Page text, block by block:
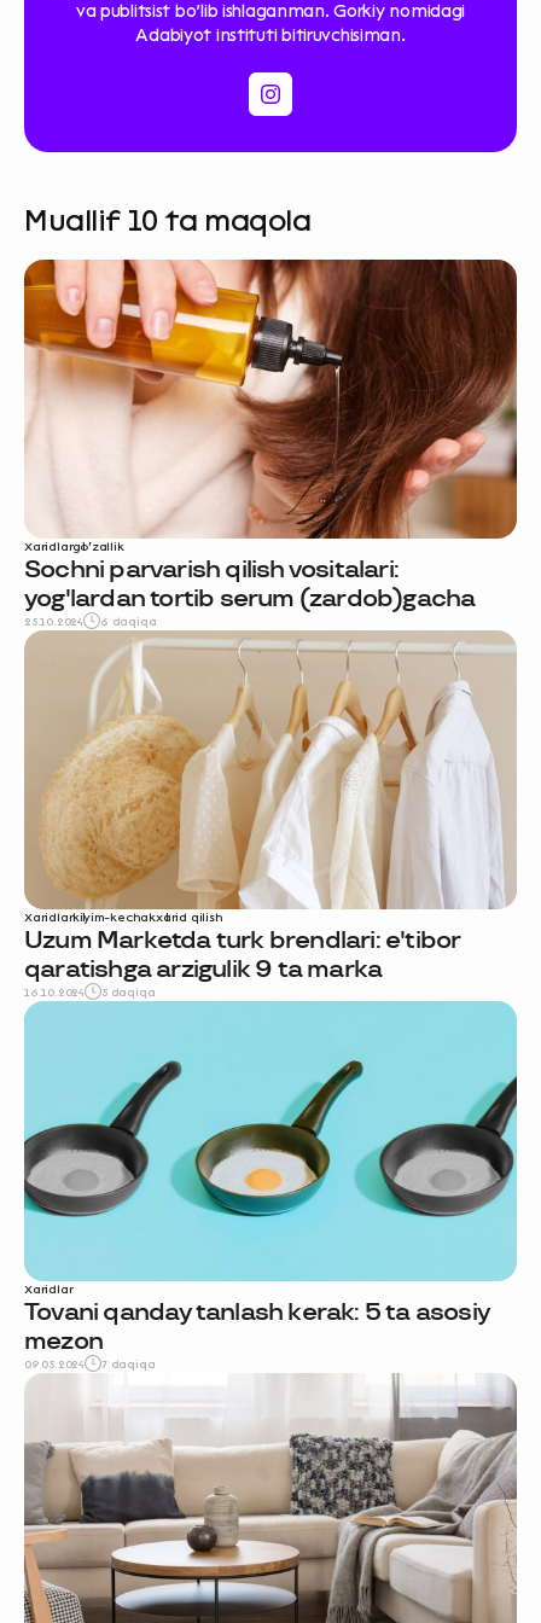
va publitsist bo‘lib ishlaganman. Gorkiy nomidagi
Adabiyot instituti bitiruvchisiman.
Muallif 10 ta maqola
Xaridlargo‘zallik
Sochni parvarish qilish vositalari:
yog'lardan tortib sеrum (zardob)gacha
25.10.2024 6 daqiqa
Xaridlarkiyim-kechakxarid qilish
Uzum Marketda turk brendlari: e'tibor
qaratishga arzigulik 9 ta marka
16.10.2024 5 daqiqa
Xaridlar
Tovani qanday tanlash kerak: 5 ta asosiy
mezon
09.05.2024 7 daqiqa